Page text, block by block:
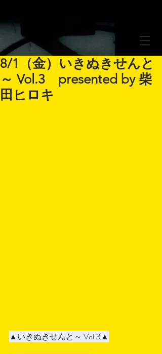
8/1（金）いきぬきせんと
～ Vol.3 presented by 柴
田ヒロキ
▲いきぬきせんと～ Vol.3▲